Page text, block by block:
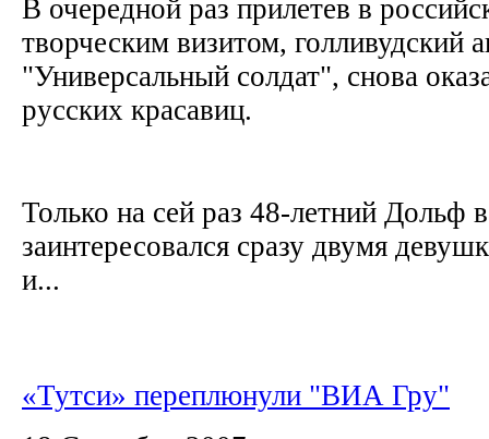
В очередной раз прилетев в
творческим визитом, голливудский
"Универсальный солдат", снова
русских красавиц.
Только на сей раз 48-летний Дольф
заинтересовался сразу двумя
и...
«Тутси» переплюнули "ВИА Гру"